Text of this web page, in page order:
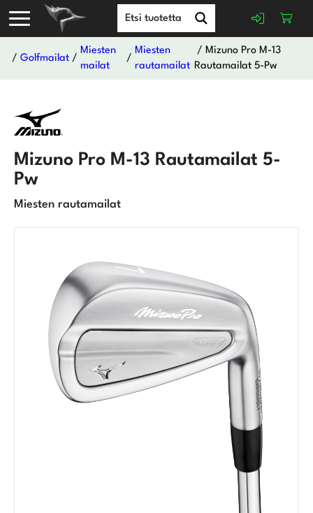
/Golfmailat /
Miesten
mailat
/
Miesten
rautamailat
/ Mizuno Pro M-13
Rautamailat 5-Pw
Mizuno Pro M-13 Rautamailat 5-
Pw
Miesten rautamailat